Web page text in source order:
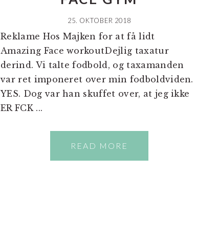
25. OKTOBER 2018
Reklame Hos Majken for at få lidt
Amazing Face workoutDejlig taxatur
derind. Vi talte fodbold, og taxamanden
var ret imponeret over min fodboldviden.
YES. Dog var han skuffet over, at jeg ikke
ER FCK ...
READ MORE